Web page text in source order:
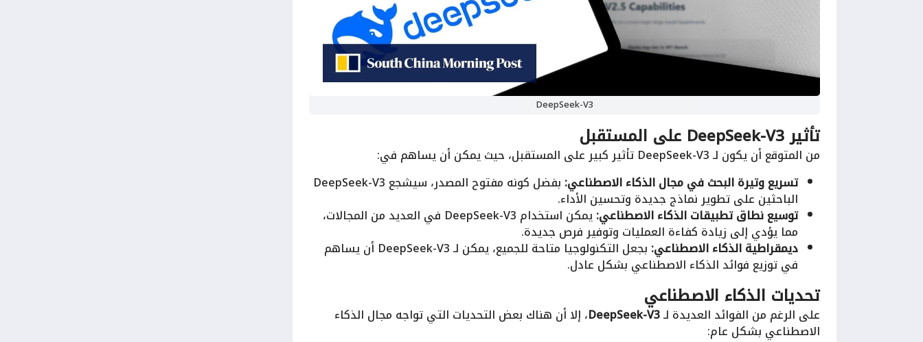
DeepSeek-V3
تأثير DeepSeek-V3 على المستقبل
من المتوقع أن يكون لـ DeepSeek-V3 تأثير كبير على المستقبل، حيث يمكن أن يساهم في:
تسريع وتيرة البحث في مجال الذكاء الاصطناعي:
بفضل كونه مفتوح المصدر، سيشجع DeepSeek-V3
الباحثين على تطوير نماذج جديدة وتحسين الأداء.
توسيع نطاق تطبيقات الذكاء الاصطناعي: يمكن استخدام DeepSeek-V3 في العديد من المجالات،
مما يؤدي إلى زيادة كفاءة العمليات وتوفير فرص جديدة.
ديمقراطية الذكاء الاصطناعي: بجعل التكنولوجيا متاحة للجميع، يمكن لـ DeepSeek-V3 أن يساهم
في توزيع فوائد الذكاء الاصطناعي بشكل عادل.
تحديات الذكاء الاصطناعي
على الرغم من الفوائد العديدة لـDeepSeek-V3، إلا أن هناك بعض التحديات التي تواجه مجال الذكاء
الاصطناعي بشكل عام: